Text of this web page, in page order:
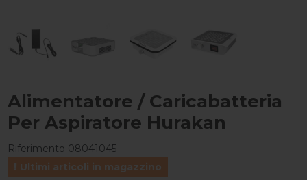
Alimentatore / Caricabatteria
Per Aspiratore Hurakan
Riferimento 08041045
Ultimi articoli in magazzino